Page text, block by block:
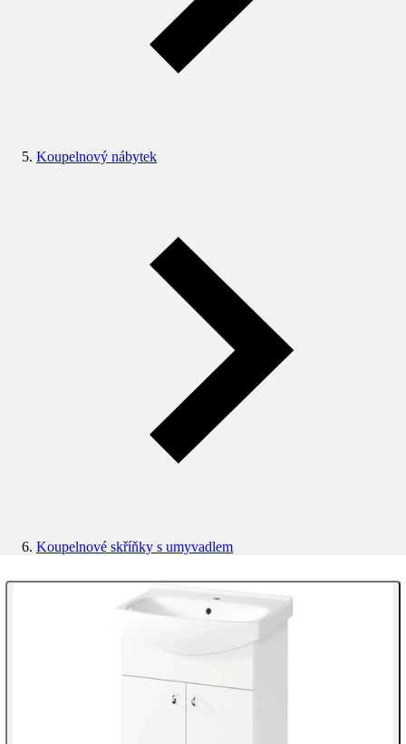
Koupelnový nábytek
Koupelnové skříňky s umyvadlem